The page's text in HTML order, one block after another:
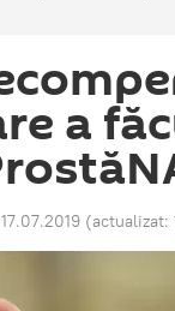
a
(actualizat: